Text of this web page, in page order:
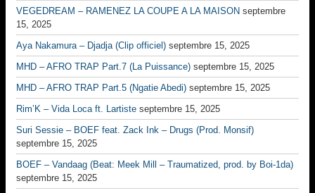
VEGEDREAM – RAMENEZ LA COUPE A LA MAISON septembre
15, 2025
Aya Nakamura – Djadja (Clip officiel) septembre 15, 2025
MHD – AFRO TRAP Part.7 (La Puissance) septembre 15, 2025
MHD – AFRO TRAP Part.5 (Ngatie Abedi) septembre 15, 2025
Rim’K – Vida Loca ft. Lartiste septembre 15, 2025
Suri Sessie – BOEF feat. Zack Ink – Drugs (Prod. Monsif)
septembre 15, 2025
BOEF – Vandaag (Beat: Meek Mill – Traumatized, prod. by Boi-1da)
septembre 15, 2025